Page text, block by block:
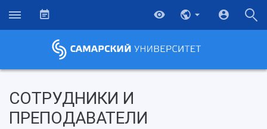
СОТРУДНИКИ И
ПРЕПОДАВАТЕЛИ